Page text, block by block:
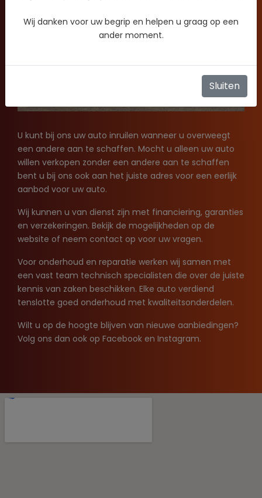
U kunt bij ons uw auto inruilen wanneer u overweegt
een andere aan te schaffen. Mocht u alleen uw auto
willen verkopen zonder een andere aan te schaffen
bent u bij ons ook aan het juiste adres voor een eerlijk
aanbod voor uw auto.
Wij kunnen u van dienst zijn met financiering, garanties
en verzekeringen. Bekijk de mogelijkheden op de
website of neem contact op voor uw vragen.
Voor onderhoud en reparatie werken wij samen met
een vast team technisch specialisten die over de juiste
kennis van zaken beschikken. Elke auto verdiend
tenslotte goed onderhoud met kwaliteitsonderdelen.
Wilt u op de hoogte blijven van nieuwe aanbiedingen?
Volg ons dan ook op Facebook en Instagram.
Wij danken voor uw begrip en helpen u graag op een
ander moment.
Sluiten